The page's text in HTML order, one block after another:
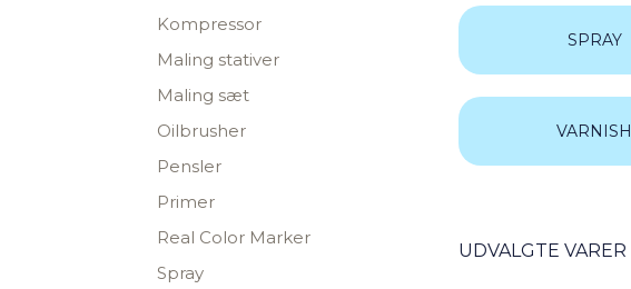
Kompressor
Maling stativer
Maling sæt
Oilbrusher
Pensler
Primer
Real Color Marker
Spray
SPRAY
VARNISH
UDVALGTE VARER